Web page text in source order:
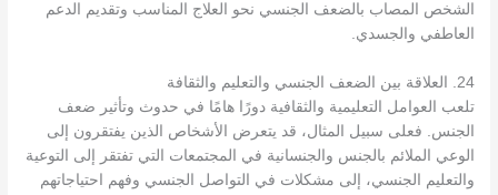
الشخص المصاب بالضعف الجنسي نحو العلاج المناسب وتقديم الدعم
العاطفي والجسدي.
24. العلاقة بين الضعف الجنسي والتعليم والثقافة
تلعب العوامل التعليمية والثقافية دورًا هامًا في حدوث وتأثير ضعف
الجنس. فعلى سبيل المثال، قد يتعرض الأشخاص الذين يفتقرون إلى
الوعي الملائم بالجنس والجنسانية في المجتمعات التي تفتقر إلى التوعية
والتعليم الجنسي، إلى مشكلات في التواصل الجنسي وفهم احتياجاتهم